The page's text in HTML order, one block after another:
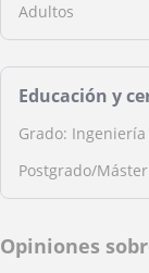
Adultos
Educación y
Grado: Ingeniería
Postgrado/
Opiniones